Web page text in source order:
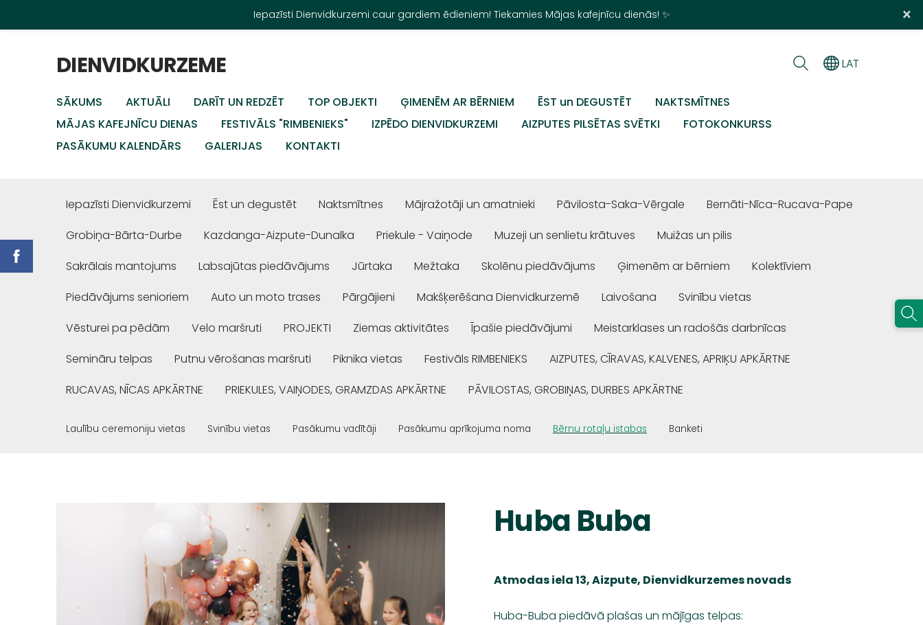
Iepazīsti Dienvidkurzemi caur gardiem ēdieniem! Tiekamies Mājas kafejnīcu dienās! ✨ ×
DIENVIDKURZEME
SĀKUMS AKTUĀLI DARĪT UN REDZĒT TOP OBJEKTI ĢIMENĒM AR BĒRNIEM ĒST un DEGUSTĒT
NAKTSMĪTNES
MĀJAS KAFEJNĪCU DIENAS
FESTIVĀLS "RIMBENIEKS" IZPĒDO DIENVIDKURZEMI AIZPUTES PILSĒTAS SVĒTKI
FOTOKONKURSS
PASĀKUMU KALENDĀRS
GALERIJAS KONTAKTI
LAT
Iepazīsti Dienvidkurzemi Ēst un degustēt Naktsmītnes Mājražotāji un amatnieki Pāvilosta-Saka-Vērgale
Bernāti-Nīca-Rucava-Pape
Grobiņa-Bārta-Durbe
Kazdanga-Aizpute-Dunalka Priekule - Vaiņode Muzeji un senlietu krātuves
Muižas un pilis
Sakrālais mantojums
Labsajūtas piedāvājums Jūrtaka Mežtaka Skolēnu piedāvājums Ģimenēm ar bērniem
Kolektīviem
Piedāvājums senioriem
Auto un moto trases Pārgājieni Makšķerēšana Dienvidkurzemē Laivošana
Svinību vietas
Vēsturei pa pēdām
Velo maršruti PROJEKTI Ziemas aktivitātes Īpašie piedāvājumi
Meistarklases un radošās darbnīcas
Semināru telpas
Putnu vērošanas maršruti Piknika vietas Festivāls RIMBENIEKS
AIZPUTES, CĪRAVAS, KALVENES, APRIĶU APKĀRTNE
RUCAVAS, NĪCAS APKĀRTNE
PRIEKULES, VAIŅODES, GRAMZDAS APKĀRTNE PĀVILOSTAS, GROBIŅAS, DURBES APKĀRTNE
Laulību ceremoniju vietas Svinību vietas Pasākumu vadītāji Pasākumu aprīkojuma noma Bērnu rotaļu istabas Banketi
Huba Buba
Atmodas iela 13, Aizpute, Dienvidkurzemes novads
Huba-Buba piedāvā plašas un mājīgas telpas: